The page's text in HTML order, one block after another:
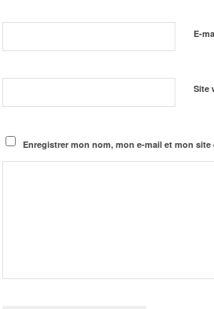
E-
Site
Enregistrer mon nom, mon e-mail et mon